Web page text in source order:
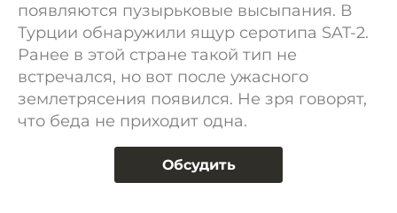
появляются пузырьковые высыпания. В
Турции обнаружили ящур серотипа SAT-2.
Ранее в этой стране такой тип не
встречался, но вот после ужасного
землетрясения появился. Не зря говорят,
что беда не приходит одна.
Обсудить